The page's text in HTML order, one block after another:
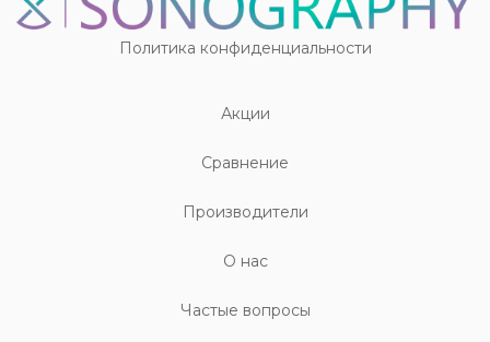
Политика конфиденциальности
Акции
Cравнение
Производители
О нас
Частые вопросы